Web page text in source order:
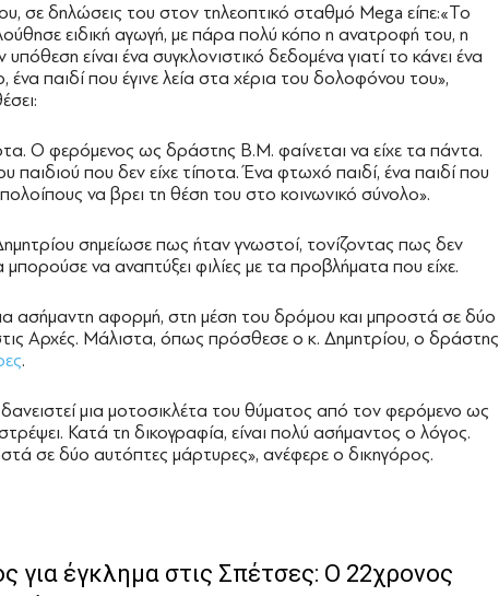
σε δηλώσεις του στον τηλεοπτικό σταθμό Mega είπε:«Το
ειδική αγωγή, με πάρα πολύ κόπο η ανατροφή του, η
είναι ένα συγκλονιστικό δεδομένα γιατί το κάνει ένα
ένα παιδί που έγινε λεία στα χέρια του δολοφόνου του»,
Ο φερόμενος ως δράστης Β.Μ. φαίνεται να είχε τα πάντα.
παιδιού που δεν είχε τίποτα. Ένα φτωχό παιδί, ένα παιδί που
να βρει τη θέση του στο κοινωνικό σύνολο».
σημείωσε πως ήταν γνωστοί, τονίζοντας πως δεν
μπορούσε να αναπτύξει φιλίες με τα προβλήματα που είχε.
ασήμαντη αφορμή, στη μέση του δρόμου και μπροστά σε δύο
Αρχές. Μάλιστα, όπως πρόσθεσε ο κ. Δημητρίου, ο δράστης
.
δανειστεί μια μοτοσικλέτα του θύματος από τον φερόμενο ως
Κατά τη δικογραφία, είναι πολύ ασήμαντος ο λόγος.
σε δύο αυτόπτες μάρτυρες», ανέφερε ο δικηγόρος.
έγκλημα στις Σπέτσες: O 22χρονος